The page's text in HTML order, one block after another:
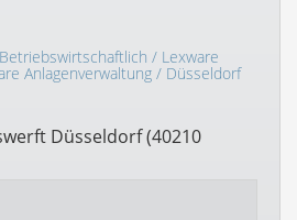
Betriebswirtschaftlich / Lexware
Anlagenverwaltung / Düsseldorf
Düsseldorf (40210